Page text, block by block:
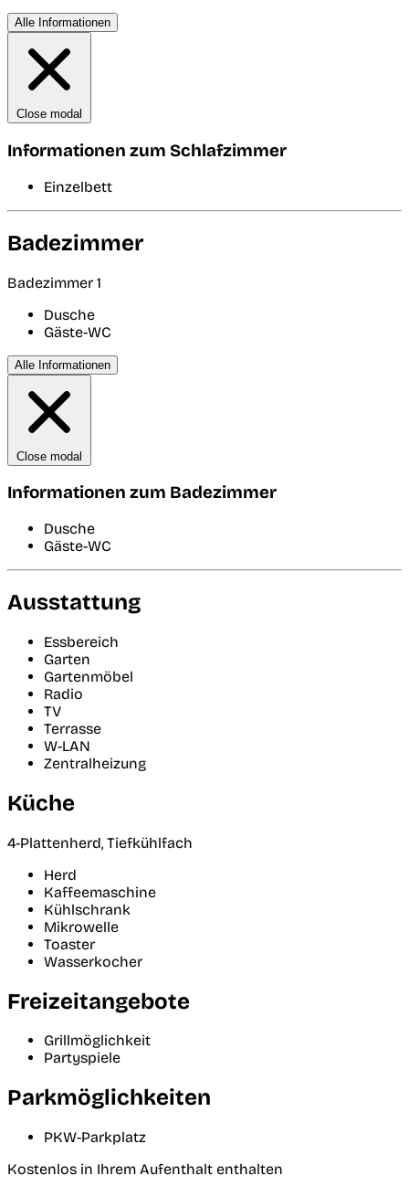
Alle Informationen
Close modal
Informationen zum Schlafzimmer
Einzelbett
Badezimmer
Badezimmer 1
Dusche
Gäste-WC
Alle Informationen
Close modal
Informationen zum Badezimmer
Dusche
Gäste-WC
Ausstattung
Essbereich
Garten
Gartenmöbel
Radio
TV
Terrasse
W-LAN
Zentralheizung
Küche
4-Plattenherd, Tiefkühlfach
Herd
Kaffeemaschine
Kühlschrank
Mikrowelle
Toaster
Wasserkocher
Freizeitangebote
Grillmöglichkeit
Partyspiele
Parkmöglichkeiten
PKW-Parkplatz
Kostenlos in Ihrem Aufenthalt enthalten